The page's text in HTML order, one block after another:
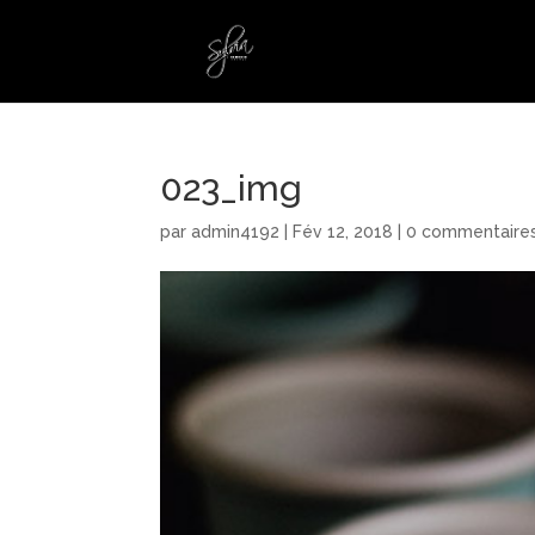
023_img
paradmin4192 Fév 12, 2018 |0